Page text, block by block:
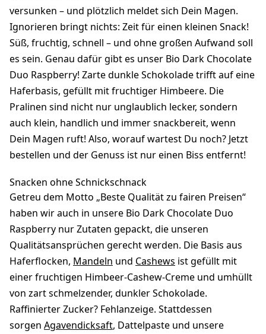
versunken – und plötzlich meldet sich Dein Magen.
Ignorieren bringt nichts: Zeit für einen kleinen Snack!
Süß, fruchtig, schnell – und ohne großen Aufwand soll
es sein. Genau dafür gibt es unser Bio Dark Chocolate
Duo Raspberry! Zarte dunkle Schokolade trifft auf eine
Haferbasis, gefüllt mit fruchtiger Himbeere. Die
Pralinen sind nicht nur unglaublich lecker, sondern
auch klein, handlich und immer snackbereit, wenn
Dein Magen ruft! Also, worauf wartest Du noch? Jetzt
bestellen und der Genuss ist nur einen Biss entfernt!
Snacken ohne Schnickschnack
Getreu dem Motto „Beste Qualität zu fairen Preisen“
haben wir auch in unsere Bio Dark Chocolate Duo
Raspberry nur Zutaten gepackt, die unseren
Qualitätsansprüchen gerecht werden. Die Basis aus
Haferflocken, Mandeln und Cashews ist gefüllt mit
einer fruchtigen Himbeer-Cashew-Creme und umhüllt
von zart schmelzender, dunkler Schokolade.
Raffinierter Zucker? Fehlanzeige. Stattdessen
sorgen Agavendicksaft, Dattelpaste und unsere